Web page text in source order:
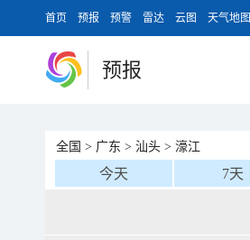
首页 预报 预警 雷达 云图 天气地图
预报
全国 > 广东 > 汕头 > 濠江
今天 7天